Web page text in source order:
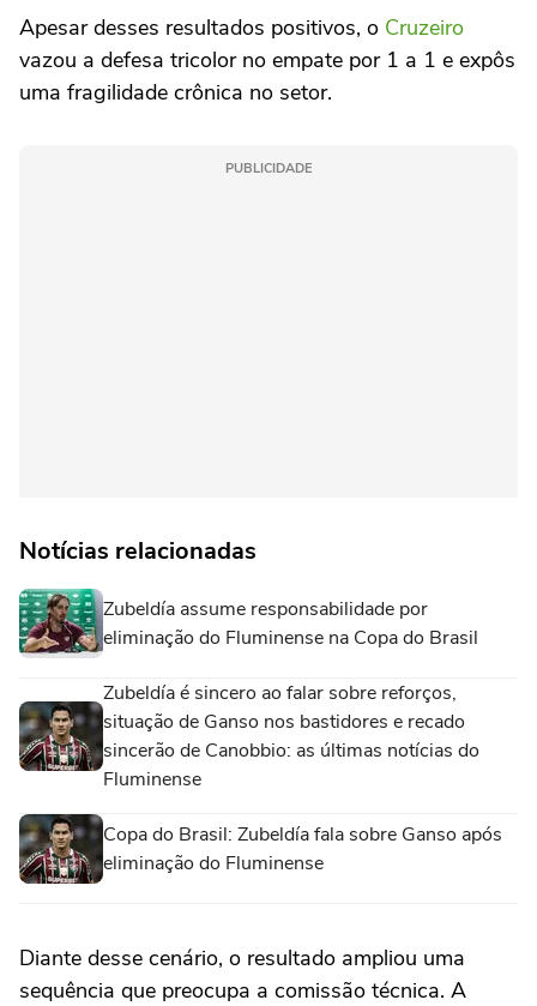
Apesar desses resultados positivos, o Cruzeiro
vazou a defesa tricolor no empate por 1 a 1 e expôs
uma fragilidade crônica no setor.
PUBLICIDADE
Notícias relacionadas
Zubeldía assume responsabilidade por
eliminação do Fluminense na Copa do Brasil
Zubeldía é sincero ao falar sobre reforços,
situação de Ganso nos bastidores e recado
sincerão de Canobbio: as últimas notícias do
Fluminense
Copa do Brasil: Zubeldía fala sobre Ganso após
eliminação do Fluminense
Diante desse cenário, o resultado ampliou uma
sequência que preocupa a comissão técnica. A